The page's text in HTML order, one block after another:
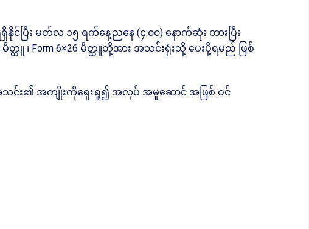
ပြီး မတ်လ ၁၅ ရက်နေ့ညနေ (၄:၀၀) နောက်ဆုံး ထားပြီး
၊ Form 6×26 မိတ္ထူတို့အား အသင်းရုံးသို့ ပေးပို့ရမည် ဖြစ်
င်း၏ အကျိုးကိုရှေးရှု၍ အလုပ် အမှုဆောင် အဖြစ် ဝင်